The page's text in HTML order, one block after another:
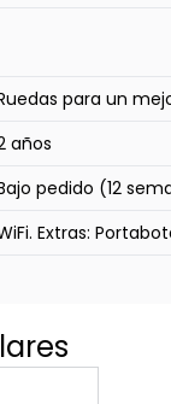
para un
años
pedido (12
Extras: